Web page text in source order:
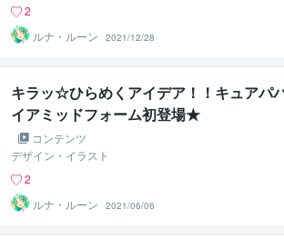
2
ルナ・ルーン
2021/12/28
キラッ☆ひらめくアイデア！！キュアパ
イアミッドフォーム初登場★
コンテンツ
デザイン・イラスト
2
ルナ・ルーン
2021/06/06